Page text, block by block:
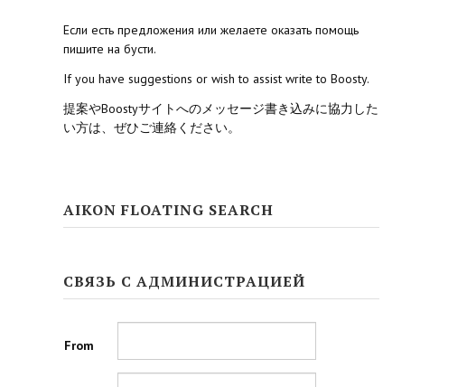
Если есть предложения или желаете оказать помощь
пишите на бусти.
If you have suggestions or wish to assist write to Boosty.
提案やBoostyサイトへのメッセージ書き込みに協力した
い方は、ぜひご連絡ください。
AIKON FLOATING SEARCH
СВЯЗЬ С АДМИНИСТРАЦИЕЙ
From